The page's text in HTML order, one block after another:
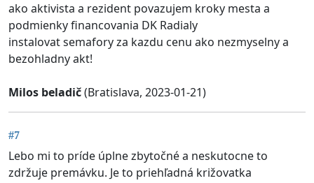
ako aktivista a rezident povazujem kroky mesta a
podmienky financovania DK Radialy
instalovat semafory za kazdu cenu ako nezmyselny a
bezohladny akt!
Milos beladič(Bratislava, 2023-01-21)
#7
Lebo mi to príde úplne zbytočné a neskutocne to
zdržuje premávku. Je to priehľadná križovatka